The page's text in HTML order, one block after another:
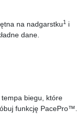
na nadgarstku1 i
dane.
biegu, które
funkcję PacePro™.